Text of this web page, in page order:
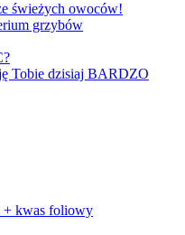
świeżych owoców!
grzybów
Tobie dzisiaj BARDZO
+ kwas foliowy